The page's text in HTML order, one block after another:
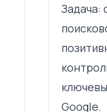
Задача:
Google.